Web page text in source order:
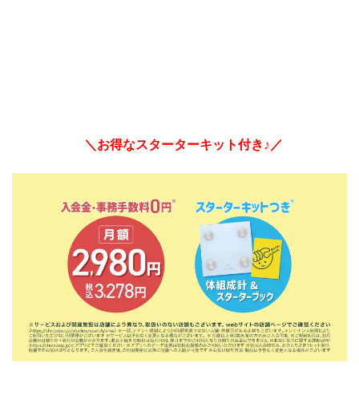
＼お得なスターターキット付き♪／